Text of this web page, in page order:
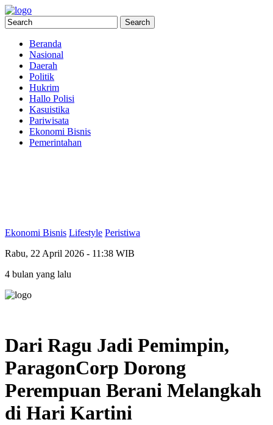
Beranda
Nasional
Daerah
Politik
Hukrim
Hallo Polisi
Kasuistika
Pariwisata
Ekonomi Bisnis
Pemerintahan
Ekonomi Bisnis Lifestyle Peristiwa
Rabu, 22 April 2026 - 11:38 WIB
4 bulan yang lalu
Dari Ragu Jadi Pemimpin,
ParagonCorp Dorong
Perempuan Berani Melangkah
di Hari Kartini